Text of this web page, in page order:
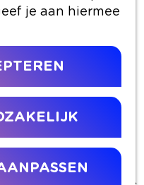
je aan hiermee
| | |
bij IVN Alphen
meerdere
kabouterbos